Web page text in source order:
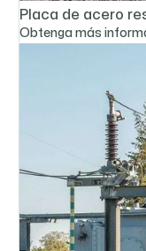
Placa de acero
Obtenga más